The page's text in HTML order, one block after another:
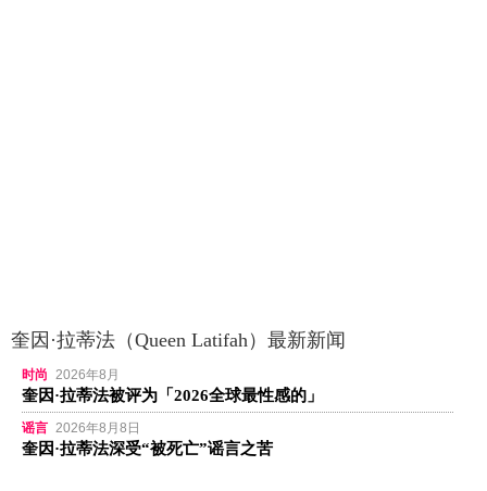
奎因·拉蒂法（Queen Latifah）最新新闻
时尚 2026年8月
奎因·拉蒂法被评为「2026全球最性感的」
谣言 2026年8月8日
奎因·拉蒂法深受“被死亡”谣言之苦